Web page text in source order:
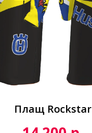
Плащ Rockstar